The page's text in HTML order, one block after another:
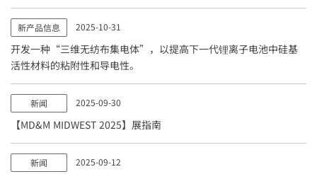
新产品信息 2025-10-31
开发一种“三维无纺布集电体”，以提高下一代锂离子电池中硅基
活性材料的粘附性和导电性。
新闻 2025-09-30
【MD&M MIDWEST 2025】展指南
新闻 2025-09-12